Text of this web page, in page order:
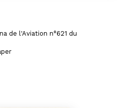
de l'Aviation n°621 du